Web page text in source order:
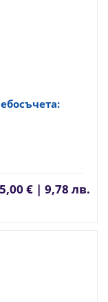
5,00 € | 9,78 лв.